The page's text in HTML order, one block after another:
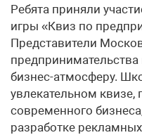
Ребята приняли
игры «Квиз по
Представители
бизнес-атмо­сферу.
увлекательном
современного
разработке